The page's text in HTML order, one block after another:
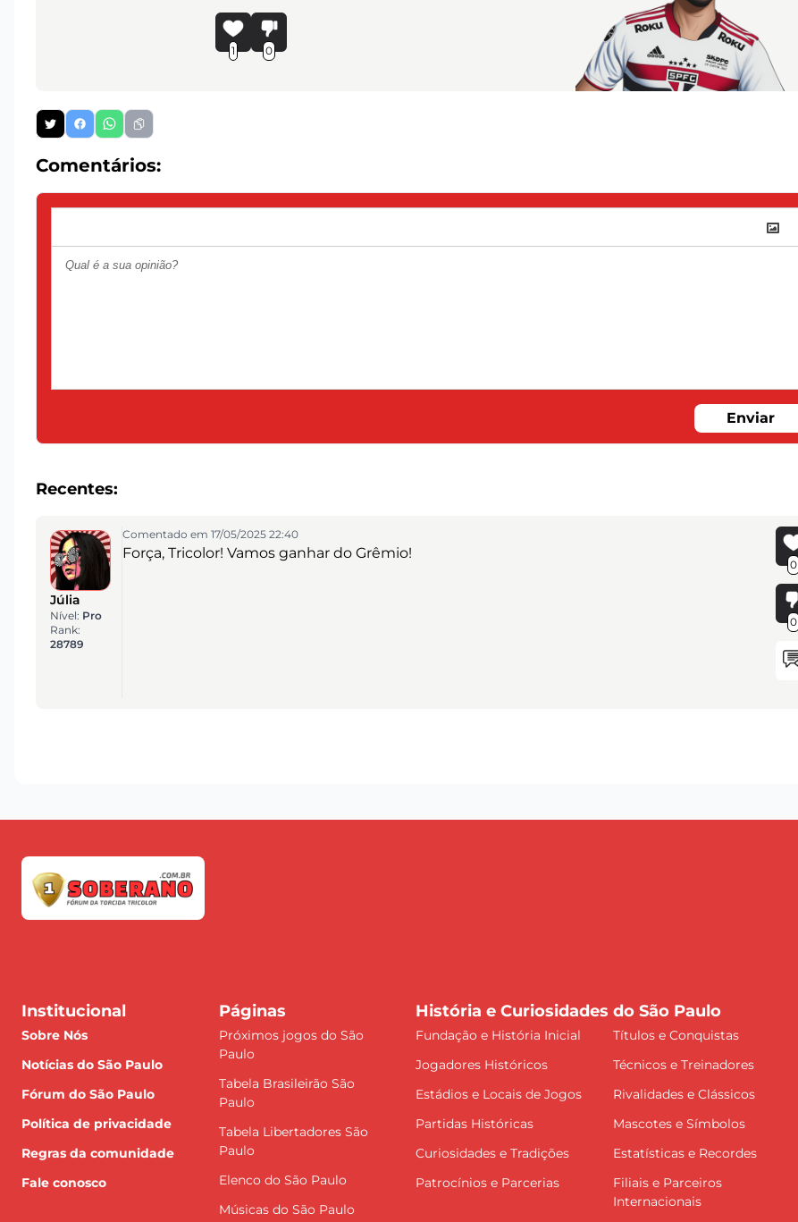
1 0
Comentários:
Enviar
Recentes:
Júlia
Nível: Pro
Rank:
28789
Comentado em 17/05/2025 22:40
Força, Tricolor! Vamos ganhar do Grêmio!
0
0
Institucional
Sobre Nós
Notícias do São Paulo
Fórum do São Paulo
Política de privacidade
Regras da comunidade
Fale conosco
Páginas
Próximos jogos do São
Paulo
Tabela Brasileirão São
Paulo
Tabela Libertadores São
Paulo
Elenco do São Paulo
Músicas do São Paulo
História e Curiosidades do São Paulo
Fundação e História Inicial
Títulos e Conquistas
Jogadores Históricos
Técnicos e Treinadores
Estádios e Locais de Jogos
Rivalidades e Clássicos
Partidas Históricas
Mascotes e Símbolos
Curiosidades e Tradições
Estatísticas e Recordes
Patrocínios e Parcerias
Filiais e Parceiros
Internacionais